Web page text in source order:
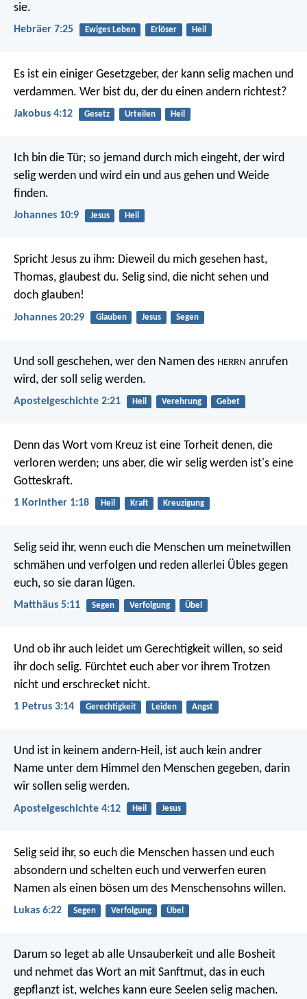
sie.
Hebräer 7:25 Ewiges Leben Erlöser Heil
Es ist ein einiger Gesetzgeber, der kann selig machen und
verdammen. Wer bist du, der du einen andern richtest?
Jakobus 4:12 Gesetz Urteilen Heil
Ich bin die Tür; so jemand durch mich eingeht, der wird
selig werden und wird ein und aus gehen und Weide
finden.
Johannes 10:9 Jesus Heil
Spricht Jesus zu ihm: Dieweil du mich gesehen hast,
Thomas, glaubest du. Selig sind, die nicht sehen und
doch glauben!
Johannes 20:29 Glauben Jesus Segen
Und soll geschehen, wer den Namen des HERRN anrufen
wird, der soll selig werden.
Apostelgeschichte 2:21 Heil Verehrung Gebet
Denn das Wort vom Kreuz ist eine Torheit denen, die
verloren werden; uns aber, die wir selig werden ist's eine
Gotteskraft.
1 Korinther 1:18 Heil Kraft Kreuzigung
Selig seid ihr, wenn euch die Menschen um meinetwillen
schmähen und verfolgen und reden allerlei Übles gegen
euch, so sie daran lügen.
Matthäus 5:11 Segen Verfolgung Übel
Und ob ihr auch leidet um Gerechtigkeit willen, so seid
ihr doch selig. Fürchtet euch aber vor ihrem Trotzen
nicht und erschrecket nicht.
1 Petrus 3:14 Gerechtigkeit Leiden Angst
Und ist in keinem andern-Heil, ist auch kein andrer
Name unter dem Himmel den Menschen gegeben, darin
wir sollen selig werden.
Apostelgeschichte 4:12 Heil Jesus
Selig seid ihr, so euch die Menschen hassen und euch
absondern und schelten euch und verwerfen euren
Namen als einen bösen um des Menschensohns willen.
Lukas 6:22 Segen Verfolgung Übel
Darum so leget ab alle Unsauberkeit und alle Bosheit
und nehmet das Wort an mit Sanftmut, das in euch
gepflanzt ist, welches kann eure Seelen selig machen.